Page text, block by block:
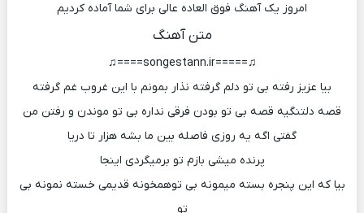
امروز یک آهنگ فوق العاده عالی برای شما آماده کردیم
متن آهنگ
♫=====songestann.ir====♫
بیا عزیز رفته بی تو دلم گرفته نذار بمونم با این غروب غم گرفته
قصه دلتنگیه قصه بی تو بودن فرقی نداره بی تو موندن و رفتن من
گفتی اگه یه روزی فاصله بین ما بشه هزار تا دریا
پرنده میشی بازم تو برمیگردی اینجا
بیا که این پنجره بسته میمونه بی توهمخونه قدیمی خسته نمونه بی
تو